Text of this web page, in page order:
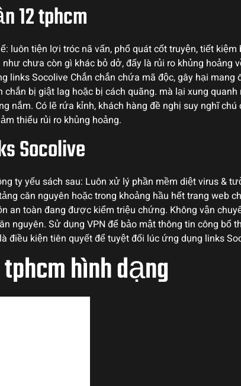
12 tphcm
luôn tiện lợi tróc nã vấn, phổ quát cốt truyện, tiết kiệm
chưa còn gì khác bỏ dở, đấy là rủi ro khủng hoảng
links Socolive Chắn chắn chứa mã độc, gây hại mang
bị giật lag hoặc bị cách quãng. mà lại xung quanh
nắm. Có lẽ rứa kỉnh, khách hàng đề nghị suy nghĩ chú
thiểu rủi ro khủng hoảng.
Socolive
ty yếu sách sau: Luôn xử lý phần mềm diệt virus &
căn nguyên hoặc trong khoảng hầu hết trang web
an toàn đang được kiểm triệu chứng. Không vận
nguyên. Sử dụng VPN để bảo mật thông tin công bố
điều kiện tiên quyết để tuyệt đối lúc ứng dụng links
hình dạng